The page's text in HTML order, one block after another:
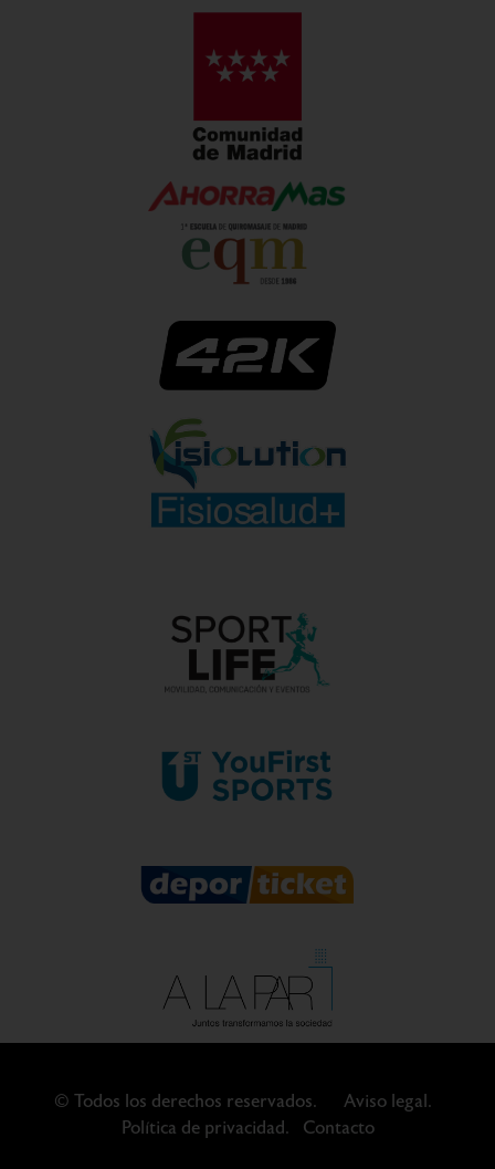
© Todos los derechos reservados.
Aviso legal.
Política de privacidad.
Contacto